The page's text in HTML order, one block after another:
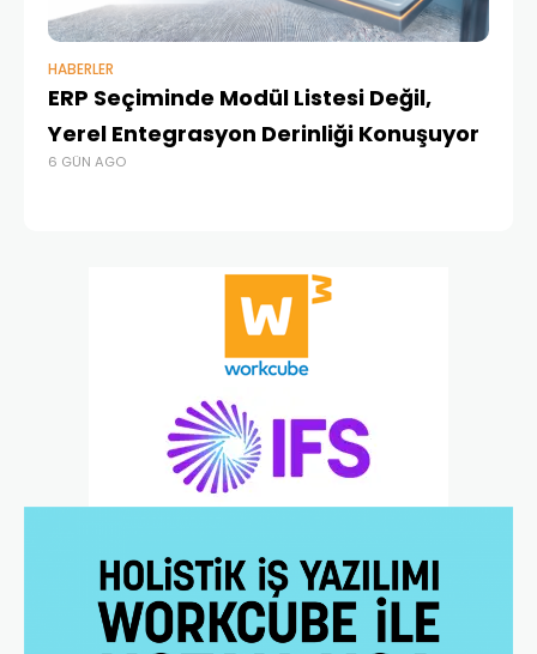
HABERLER
ERP Seçiminde Modül Listesi Değil,
Yerel Entegrasyon Derinliği Konuşuyor
6 GÜN AGO